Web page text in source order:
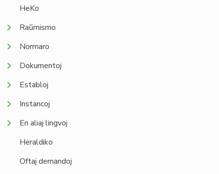
HeKo
Raŭmismo
Normaro
Dokumentoj
Establoj
Instancoj
En aliaj lingvoj
Heraldiko
Oftaj demandoj